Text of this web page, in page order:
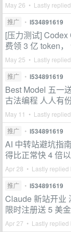
May 26 • Lastly
推广 • l534891619
[压力测试]
费领 3 亿 token
May 25 • Lastly
推广 • l534891619
Best Model 五一
古法编程 人人有
May 11 • Lastly
推广 • l534891619
AI 中转站避坑指
得比正常快 4 倍
Apr 28 • Lastly replied
推广 • l534891619
Claude 新站开业
限时注册送 5 美
Apr 27 • Lastly replied